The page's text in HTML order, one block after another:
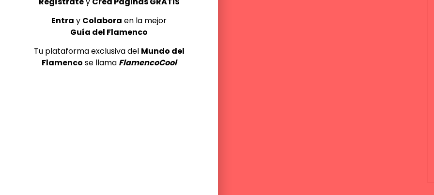
Entra y Colabora en la mejor
Guía del Flamenco
Tu plataforma exclusiva del Mundo del
Flamenco se llama FlamencoCool